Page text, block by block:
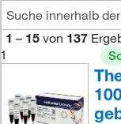
1 – 15 von 137
1